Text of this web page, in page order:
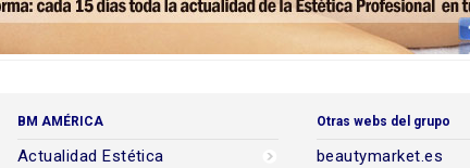
BM AMÉRICA
Actualidad Estética
Otras webs del grupo
beautymarket.es